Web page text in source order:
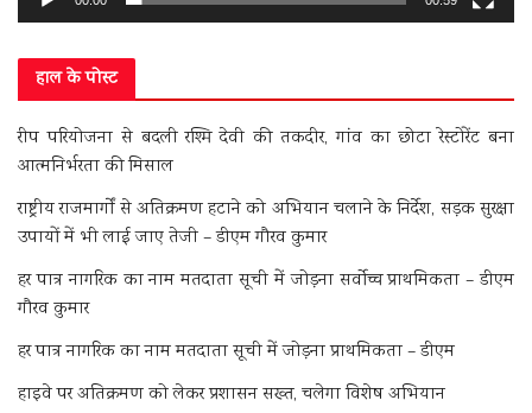
हाल के पोस्ट
रीप परियोजना से बदली रश्मि देवी की तकदीर, गांव का छोटा रेस्टोरेंट बना
आत्मनिर्भरता की मिसाल
राष्ट्रीय राजमार्गों से अतिक्रमण हटाने को अभियान चलाने के निर्देश, सड़क सुरक्षा
उपायों में भी लाई जाए तेजी – डीएम गौरव कुमार
हर पात्र नागरिक का नाम मतदाता सूची में जोड़ना सर्वोच्च प्राथमिकता – डीएम
गौरव कुमार
हर पात्र नागरिक का नाम मतदाता सूची में जोड़ना प्राथमिकता – डीएम
हाइवे पर अतिक्रमण को लेकर प्रशासन सख्त, चलेगा विशेष अभियान